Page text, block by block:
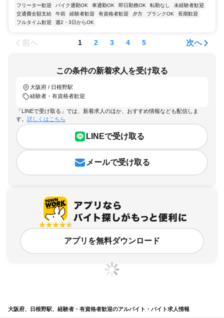
フリーター歓迎
バイク通勤OK 車通勤OK 即日勤務OK 転勤なし
未経験者歓迎
交通費全額支給
午前 経験者歓迎 有資格者歓迎 夕方 ブランクOK
長期歓迎
フルタイム歓迎
週2・3日からOK
前へ 1 2 3 4 5 次へ
この条件の新着求人を受け取る
大阪府 / 日根野駅
経験者・有資格者歓迎
「LINEで受け取る」では、新着求人のほか、おすすめ情報なども配信しま
す。 詳しくはこちら
LINEで受け取る
メールで受け取る
アプリを無料ダウンロード
大阪府、日根野駅、経験者・有資格者歓迎のアルバイト・バイト求人情報